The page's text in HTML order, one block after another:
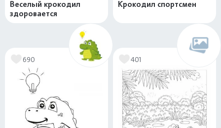
Веселый крокодил
здоровается
Крокодил спортсмен
690 401